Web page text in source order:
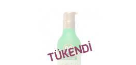
TÜKENDİ